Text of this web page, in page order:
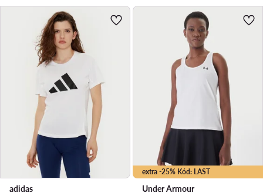
adidas
extra -25% Kód: LAST
Under Armour